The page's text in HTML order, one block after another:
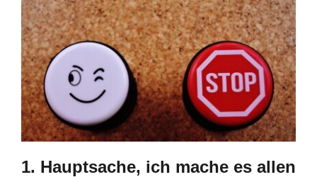
1. Hauptsache, ich mache es allen